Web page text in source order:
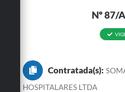
Nº 87/
Contratada(s):
HOSPITALARES LTDA